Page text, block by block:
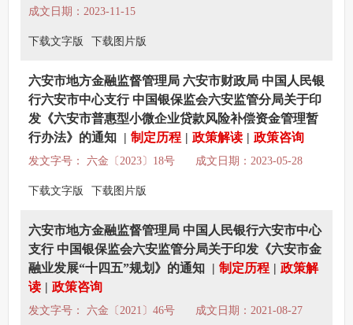
成文日期：2023-11-15
下载文字版 下载图片版
六安市地方金融监督管理局 六安市财政局 中国人民银
行六安市中心支行 中国银保监会六安监管分局关于印
发《六安市普惠型小微企业贷款风险补偿资金管理暂
行办法》的通知 | 制定历程 | 政策解读 | 政策咨询
发文字号： 六金〔2023〕18号 成文日期：2023-05-28
下载文字版 下载图片版
六安市地方金融监督管理局 中国人民银行六安市中心
支行 中国银保监会六安监管分局关于印发《六安市金
融业发展“十四五”规划》的通知 | 制定历程 | 政策解
读 | 政策咨询
发文字号： 六金〔2021〕46号 成文日期：2021-08-27